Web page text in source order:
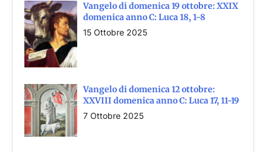
Vangelo di domenica 19 ottobre: XXIX
domenica anno C: Luca 18, 1-8
15 Ottobre 2025
Vangelo di domenica 12 ottobre:
XXVIII domenica anno C: Luca 17, 11-19
7 Ottobre 2025